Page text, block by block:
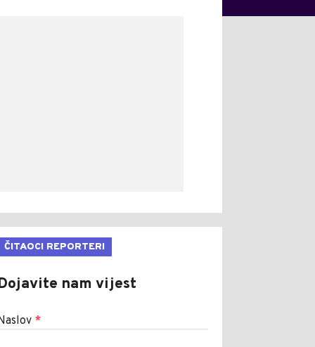
ČITAOCI REPORTERI
nam vijest
*